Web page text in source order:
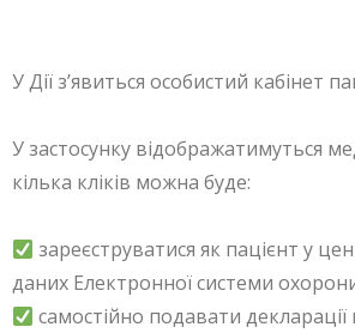
У Дії зʼявиться особистий кабінет
У застосунку відображатимуться
кілька кліків можна буде:
зареєструватися як пацієнт у
даних Електронної системи
самостійно подавати декларації